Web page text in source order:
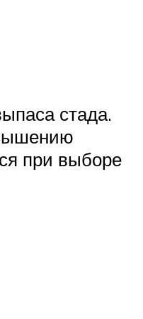
стада.
при выборе